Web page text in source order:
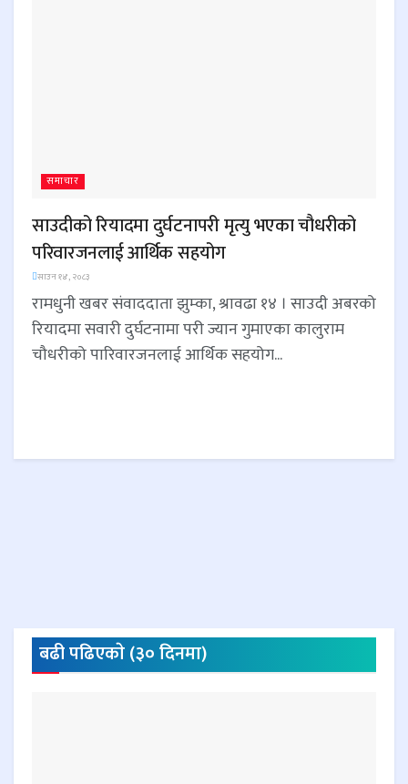
समाचार
साउदीको रियादमा दुर्घटनापरी मृत्यु भएका चौधरीको
परिवारजनलाई आर्थिक सहयोग
साउन १४, २०८३
रामधुनी खबर संवाददाता झुम्का, श्रावढा १४ । साउदी अबरको
रियादमा सवारी दुर्घटनामा परी ज्यान गुमाएका कालुराम
चौधरीको पारिवारजनलाई आर्थिक सहयोग...
बढी पढिएकाे (३० दिनमा)